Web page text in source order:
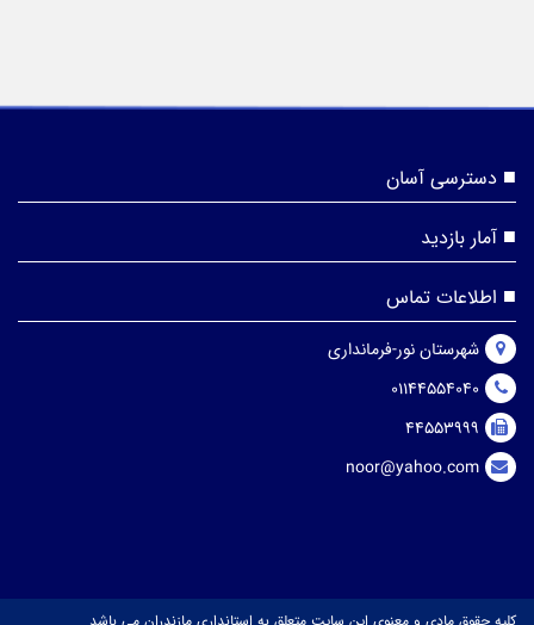
دسترسی آسان
آمار بازدید
اطلاعات تماس
شهرستان نور-فرمانداری
01144554040
44553999
noor@yahoo.com